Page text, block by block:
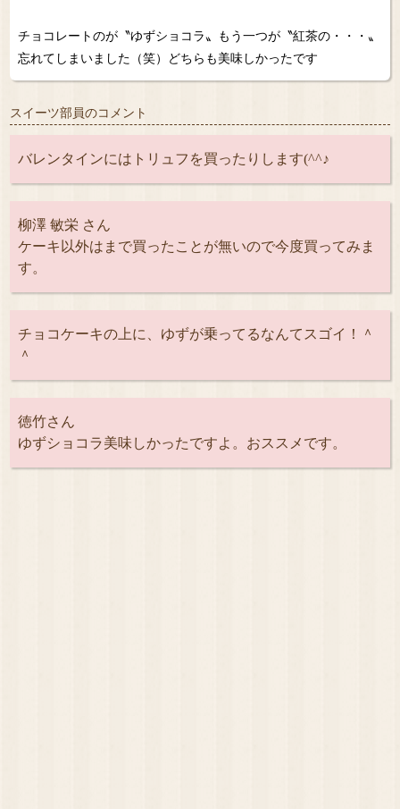
チョコレートのが〝ゆずショコラ〟もう一つが〝紅茶の・・・〟
忘れてしまいました（笑）どちらも美味しかったです
スイーツ部員のコメント
バレンタインにはトリュフを買ったりします(^^♪
柳澤 敏栄 さん
ケーキ以外はまで買ったことが無いので今度買ってみま
す。
チョコケーキの上に、ゆずが乗ってるなんてスゴイ！＾
＾
徳竹さん
ゆずショコラ美味しかったですよ。おススメです。